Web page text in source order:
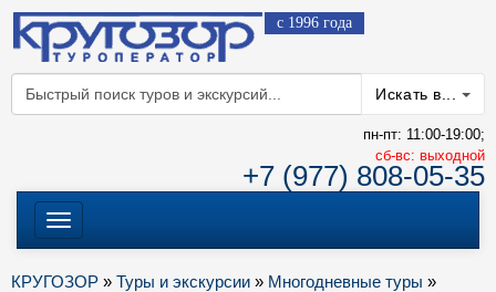
с 1996 года
Искать в...
пн-пт: 11:00-19:00;
cб-вс: выходной
+7 (977) 808-05-35
Меню
КРУГОЗОР » Туры и экскурсии » Многодневные туры »